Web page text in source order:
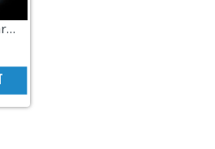
100W 3-in-1 Fast Charging Cable Intelligent Support For Ultra-Fast Charging USB, Visual Power Charging Via Multiple Interfaces